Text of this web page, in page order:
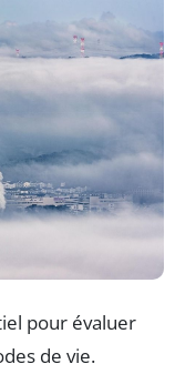
pour évaluer
de vie.